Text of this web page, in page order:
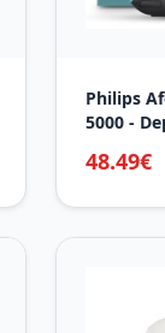
Philips
5000 -
depila
48.49€